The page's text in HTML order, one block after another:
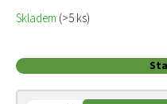
Měrná cena:
Skladem (>5 ks)